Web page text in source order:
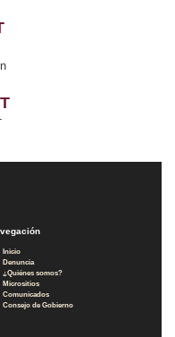
Inicio
Denuncia
¿Quiénes somos?
Micrositios
Comunicados
Consejo de Gobierno